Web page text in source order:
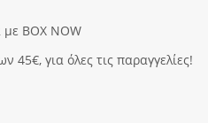
BOX NOW
για όλες τις παραγγελίες!